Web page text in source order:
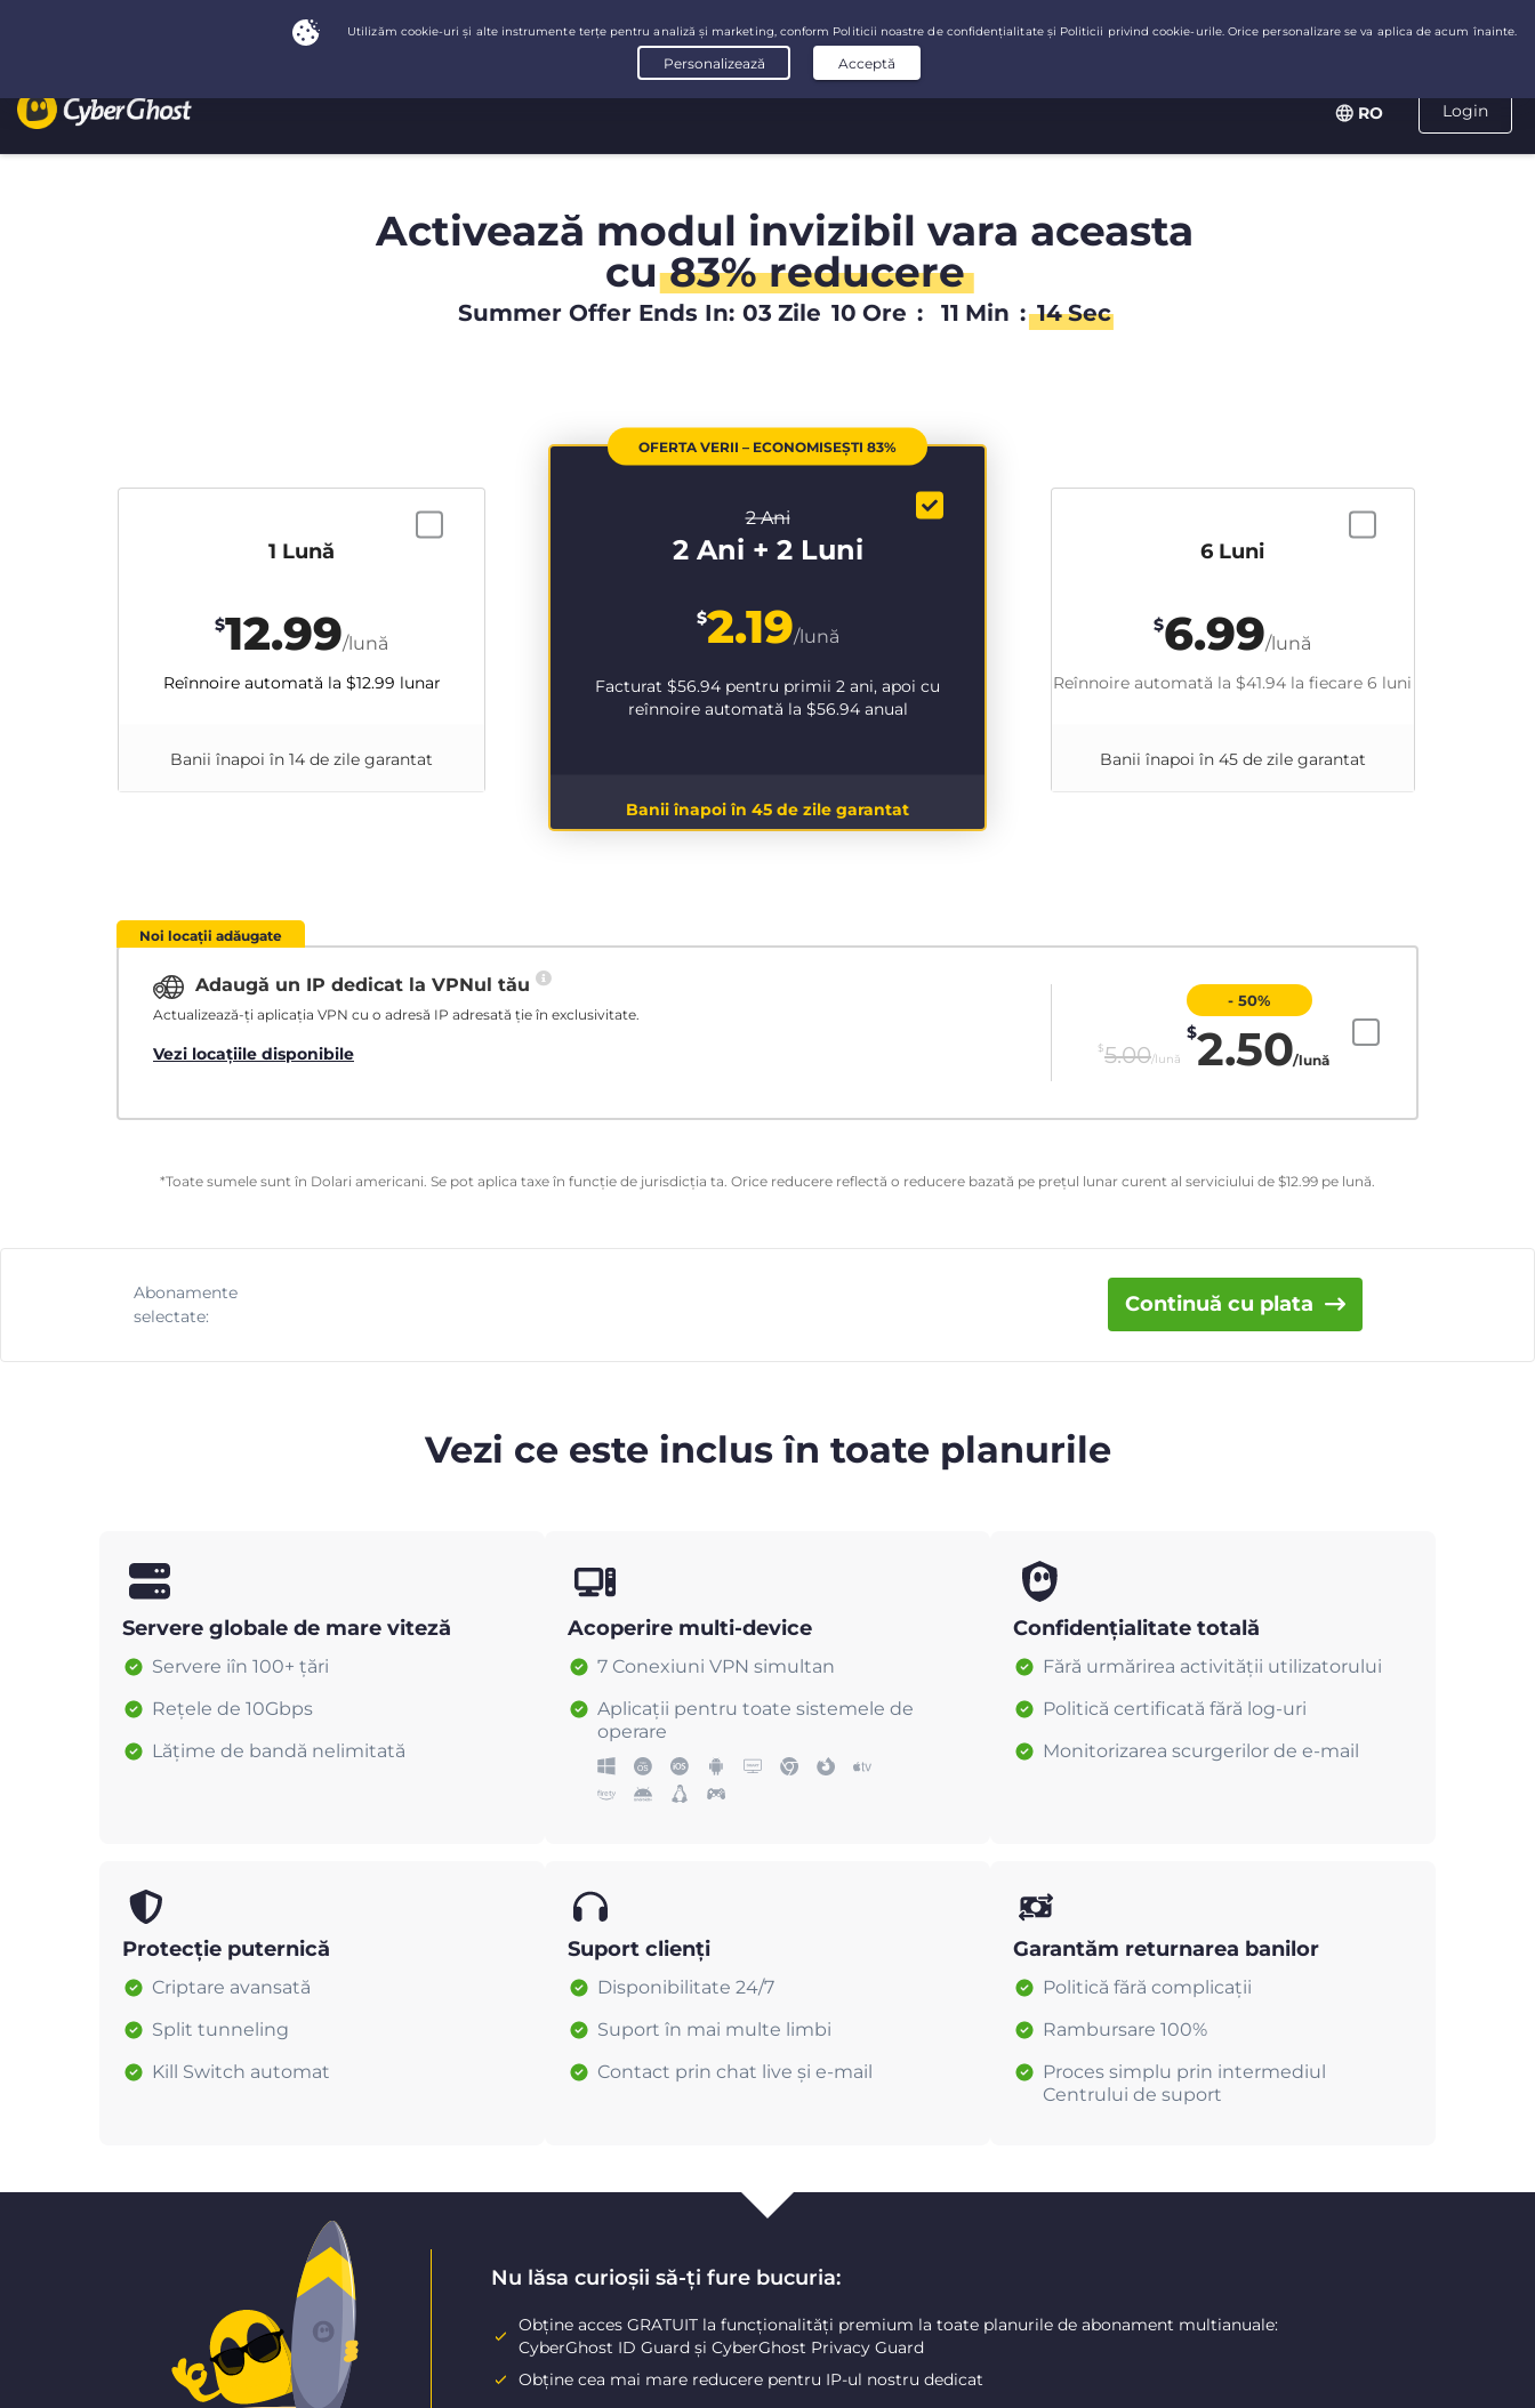
Login
RO
Activează modul invizibil vara aceasta
cu83% reducere
Summer Offer Ends In: 03 Zile 10 Ore : 11 Min : 14 Sec
OFERTA VERII – ECONOMISEȘTI 83%
2 Ani
2 Ani + 2 Luni
$2.19/lună
Facturat $56.94 pentru primii 2 ani, apoi cu
reînnoire automată la $56.94anual
Banii înapoi în 45 de zile garantat
6 Luni
$6.99/lună
Reînnoire automată la $41.94 la fiecare 6 luni
Banii înapoi în 45 de zile garantat
1 Lună
$12.99/lună
Reînnoire automată la $12.99 lunar
Banii înapoi în 14 de zile garantat
Noi locații adăugate
Adaugă un IP dedicat la VPNul tău
Actualizează-ți aplicația VPN cu o adresă IP adresată ție în exclusivitate.
Vezi locațiile disponibile $5.00/lună
- 50%
$2.50/lună
*Toate sumele sunt în Dolari americani. Se pot aplica taxe în funcție de jurisdicția ta. Orice reducere reflectă o reducere bazată pe prețul lunar curent al serviciului de $12.99 pe lună.
Abonamente
selectate:
Continuă cu plata
Vezi ce este inclus în toate planurile
Servere globale de mare viteză
Servere iîn 100+ țări
Rețele de 10Gbps
Lățime de bandă nelimitată
Acoperire multi-device
7 Conexiuni VPN simultan
Aplicații pentru toate sistemele de
operare
Confidențialitate totală
Fără urmărirea activității utilizatorului
Politică certificată fără log-uri
Monitorizarea scurgerilor de e-mail
Protecție puternică
Criptare avansată
Split tunneling
Kill Switch automat
Suport clienți
Disponibilitate 24/7
Suport în mai multe limbi
Contact prin chat live și e-mail
Garantăm returnarea banilor
Politică fără complicații
Rambursare 100%
Proces simplu prin intermediul
Centrului de suport
Nu lăsa curioșii să-ți fure bucuria:
Obține acces GRATUIT la funcționalități premium la toate planurile de abonament multianuale:
CyberGhost ID Guard și CyberGhost Privacy Guard
Obține cea mai mare reducere pentru IP-ul nostru dedicat